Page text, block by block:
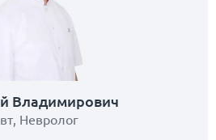
Владимирович
, Невролог